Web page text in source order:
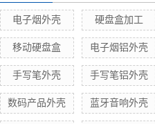
电子烟外壳 硬盘盒加工
移动硬盘盒 电子烟铝外壳
手写笔外壳 手写笔铝外壳
数码产品外壳 蓝牙音响外壳